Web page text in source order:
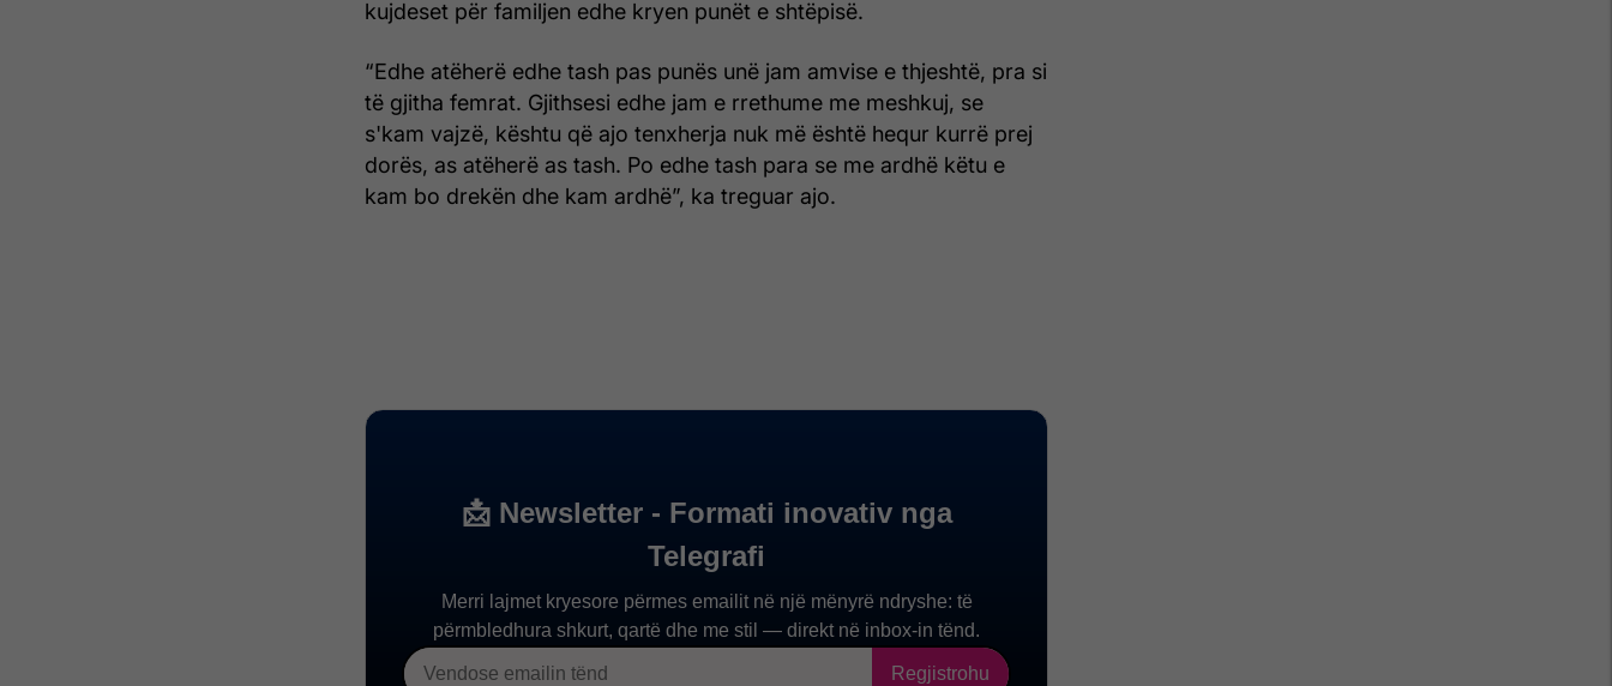
kujdeset për familjen edhe kryen punët e shtëpisë.
“Edhe atëherë edhe tash pas punës unë jam amvise e thjeshtë, pra si
të gjitha femrat. Gjithsesi edhe jam e rrethume me meshkuj, se
s'kam vajzë, kështu që ajo tenxherja nuk më është hequr kurrë prej
dorës, as atëherë as tash. Po edhe tash para se me ardhë këtu e
kam bo drekën dhe kam ardhë”, ka treguar ajo.